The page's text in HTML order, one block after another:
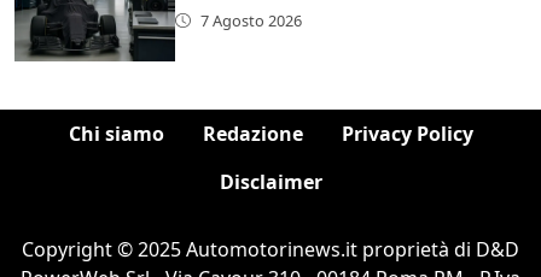
7 Agosto 2026
Chi siamo Redazione
Privacy Policy
Disclaimer
Copyright © 2025 Automotorinews.it proprietà di D&D